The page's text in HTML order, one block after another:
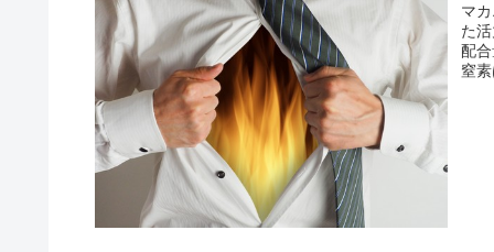
マ
た
配
窒